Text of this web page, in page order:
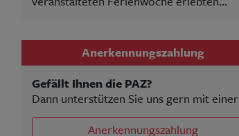
Anerkennungszahlung
Gefällt Ihnen die PAZ?
Dann unterstützen Sie uns gern mit einer
Anerkennungszahlung